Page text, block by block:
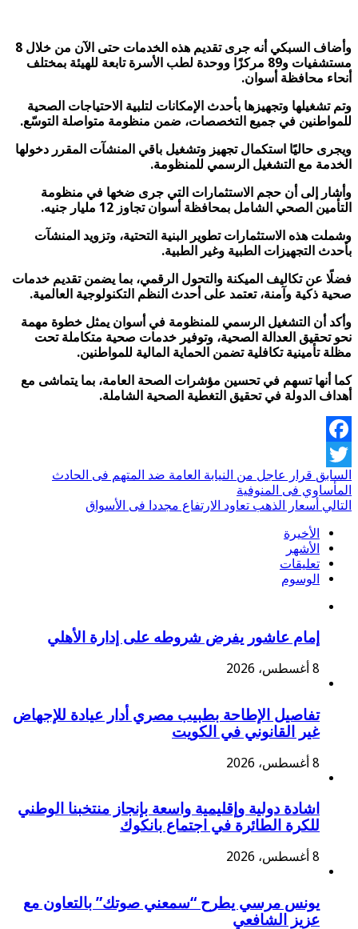
وأضاف السبكي أنه جرى تقديم هذه الخدمات حتى الآن من خلال 8
مستشفيات و89 مركزًا ووحدة لطب الأسرة تابعة للهيئة بمختلف
أنحاء محافظة أسوان.
وتم تشغيلها وتجهيزها بأحدث الإمكانات لتلبية الاحتياجات الصحية
للمواطنين في جميع التخصصات، ضمن منظومة متواصلة التوسّع.
ويجرى حاليًا استكمال تجهيز وتشغيل باقي المنشآت المقرر دخولها
الخدمة مع التشغيل الرسمي للمنظومة.
وأشار إلى أن حجم الاستثمارات التي جرى ضخها في منظومة
التأمين الصحي الشامل بمحافظة أسوان تجاوز 12 مليار جنيه.
وشملت هذه الاستثمارات تطوير البنية التحتية، وتزويد المنشآت
بأحدث التجهيزات الطبية وغير الطبية.
فضلًا عن تكاليف الميكنة والتحول الرقمي، بما يضمن تقديم خدمات
صحية ذكية وآمنة، تعتمد على أحدث النظم التكنولوجية العالمية.
وأكد أن التشغيل الرسمي للمنظومة في أسوان يمثل خطوة مهمة
نحو تحقيق العدالة الصحية، وتوفير خدمات صحية متكاملة تحت
مظلة تأمينية تكافلية تضمن الحماية المالية للمواطنين.
كما أنها تسهم في تحسين مؤشرات الصحة العامة، بما يتماشى مع
أهداف الدولة في تحقيق التغطية الصحية الشاملة.
Facebook
Twitter
السابق قرار عاجل من النيابة العامة ضد المتهم فى الحادث
المأساوي فى المنوفية
التالي أسعار الذهب تعاود الارتفاع مجددا فى الأسواق
الأخيرة
الأشهر
تعليقات
الوسوم
إمام عاشور يفرض شروطه على إدارة الأهلي
8 أغسطس، 2026
تفاصيل الإطاحة بطبيب مصري أدار عيادة للإجهاض
غير القانوني في الكويت
8 أغسطس، 2026
اشادة دولية وإقليمية واسعة بإنجاز منتخبنا الوطني
للكرة الطائرة في اجتماع بانكوك
8 أغسطس، 2026
يونس مرسي يطرح “سمعني صوتك” بالتعاون مع
عزيز الشافعي